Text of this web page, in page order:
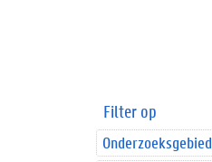
Filter op
Onderzoeksgebied